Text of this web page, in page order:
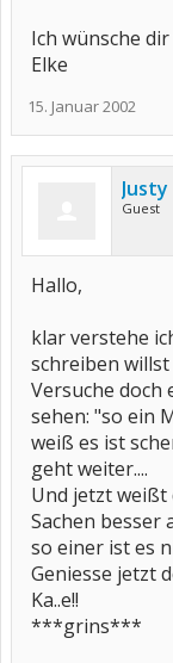
Ich wünsche
Elke
15. Januar 2002
Justy
Guest
Hallo,
klar verstehe
schreiben
Versuche doch
sehen: "so ein
weiß es ist
geht weiter....
Und jetzt
Sachen besser
so einer ist es
Geniesse jetzt
Ka..e!!
***grins***